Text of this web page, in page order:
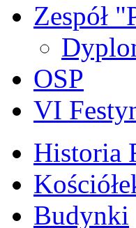
Zespół
OSP
VI
Historia
Budynki